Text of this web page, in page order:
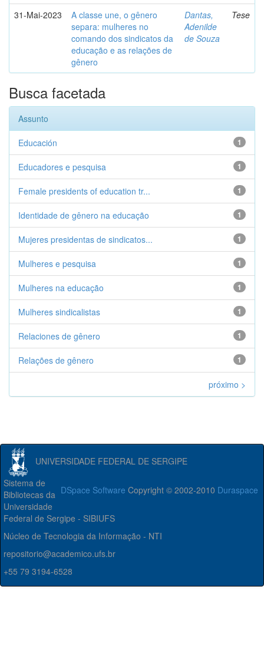
31-Mai-2023
A classe une, o gênero
separa: mulheres no
comando dos sindicatos da
educação e as relações de
gênero
Dantas,
Adenilde
de Souza
Tese
Busca facetada
Assunto
1
Educación
1
Educadores e pesquisa
1
Female presidents of education tr...
1
Identidade de gênero na educação
1
Mujeres presidentas de sindicatos...
1
Mulheres e pesquisa
1
Mulheres na educação
1
Mulheres sindicalistas
1
Relaciones de gênero
1
Relações de gênero
próximo >
UNIVERSIDADE FEDERAL DE SERGIPE
DSpace Software Copyright © 2002-2010 Duraspace
Sistema de
Bibliotecas da
Universidade
Federal de Sergipe - SIBIUFS
Núcleo de Tecnologia da Informação - NTI
repositorio@academico.ufs.br
+55 79 3194-6528